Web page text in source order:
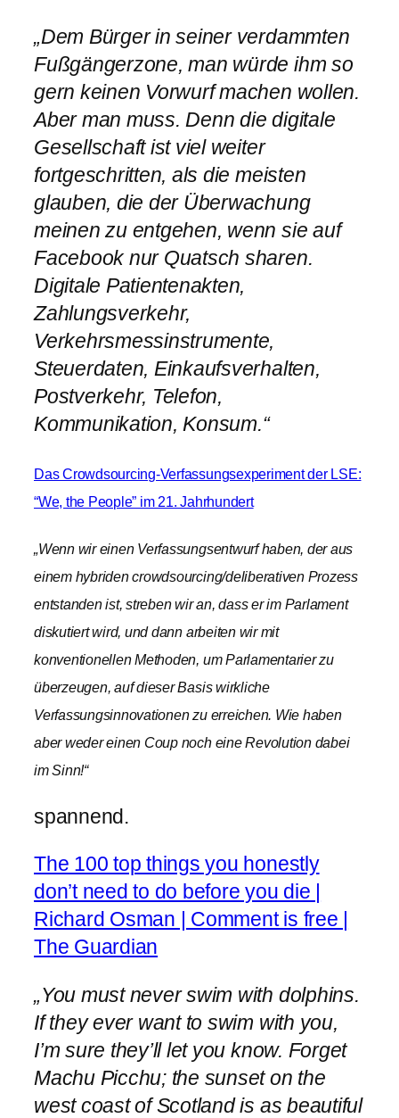
„Dem Bürger in seiner verdammten
Fußgängerzone, man würde ihm so
gern keinen Vorwurf machen wollen.
Aber man muss. Denn die digitale
Gesellschaft ist viel weiter
fortgeschritten, als die meisten
glauben, die der Überwachung
meinen zu entgehen, wenn sie auf
Facebook nur Quatsch sharen.
Digitale Patientenakten,
Zahlungsverkehr,
Verkehrsmessinstrumente,
Steuerdaten, Einkaufsverhalten,
Postverkehr, Telefon,
Kommunikation, Konsum.“
Das Crowdsourcing-Verfassungsexperiment der LSE:
“We, the People” im 21. Jahrhundert
„Wenn wir einen Verfassungsentwurf haben, der aus
einem hybriden crowdsourcing/deliberativen Prozess
entstanden ist, streben wir an, dass er im Parlament
diskutiert wird, und dann arbeiten wir mit
konventionellen Methoden, um Parlamentarier zu
überzeugen, auf dieser Basis wirkliche
Verfassungsinnovationen zu erreichen. Wie haben
aber weder einen Coup noch eine Revolution dabei
im Sinn!“
spannend.
The 100 top things you honestly
don’t need to do before you die |
Richard Osman | Comment is free |
The Guardian
„You must never swim with dolphins.
If they ever want to swim with you,
I’m sure they’ll let you know. Forget
Machu Picchu; the sunset on the
west coast of Scotland is as beautiful